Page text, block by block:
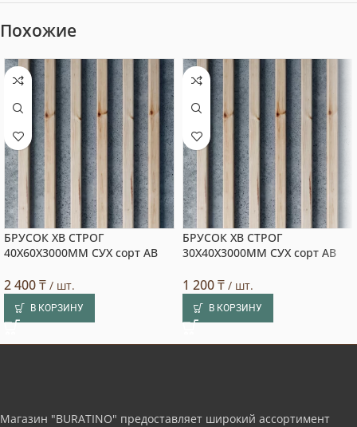
Похожие
БРУСОК ХВ СТРОГ
40X60X3000ММ СУХ сорт АВ
2 400₸ / шт.
В КОРЗИНУ
БРУСОК ХВ СТРОГ
30X40X3000ММ СУХ сорт АВ
1 200₸ / шт.
В КОРЗИНУ
Магазин "BURATINO" предоставляет широкий ассортимент